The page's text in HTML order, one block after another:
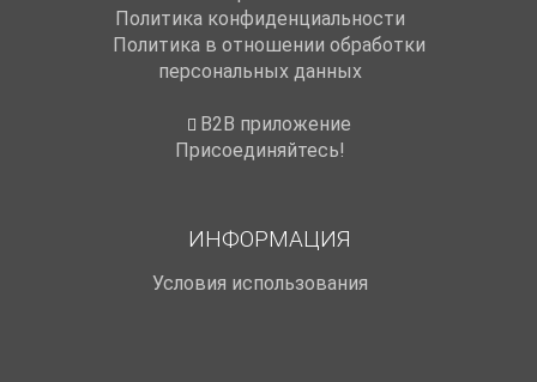
Политика конфиденциальности
Политика в отношении обработки
персональных данных
B2B приложение
Присоединяйтесь!
ИНФОРМАЦИЯ
Условия использования